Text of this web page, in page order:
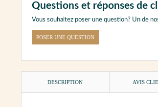
Questions et réponses de
Vous souhaitez poser une question? Un de
POSER UNE QUESTION
DESCRIPTION AVIS